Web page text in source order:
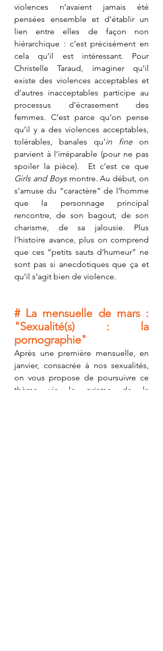
violences n’avaient jamais été
pensées ensemble et d'établir un
lien entre elles de façon non
hiérarchique : c’est précisément en
cela qu’il est intéressant. Pour
Christelle Taraud, imaginer qu’il
existe des violences acceptables et
d’autres inacceptables participe au
processus d’écrasement des
femmes. C’est parce qu’on pense
qu’il y a des violences acceptables,
tolérables, banales qu’in fine on
parvient à l’irréparable (pour ne pas
Girls and Boys montre. Au début, on
s’amuse du “caractère” de l’homme
que la personnage principal
rencontre, de son bagout, de son
charisme, de sa jalousie. Plus
l’histoire avance, plus on comprend
que ces “petits sauts d’humeur” ne
sont pas si anecdotiques que ça et
qu’il s’agit bien de violence.
# La mensuelle de mars :
"Sexualité(s) : la
pornographie"
Après une première mensuelle, en
janvier, consacrée à nos sexualités,
on vous propose de poursuivre ce
thème via le prisme de la